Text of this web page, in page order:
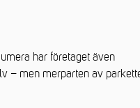
har företaget även
– men merparten av